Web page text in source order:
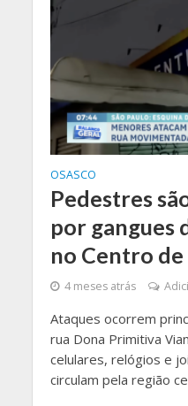
OSASCO
Pedestres
por gangues
no Centro de
4 meses atrás
Ataques ocorrem
rua Dona Primitiva
celulares, relógios e
circulam pela região